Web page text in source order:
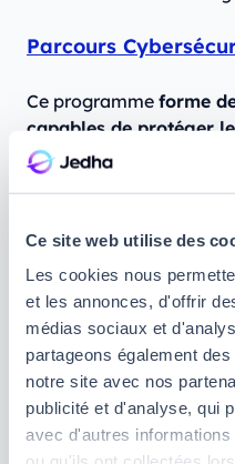
Ce site web utilise des
Les cookies nous
et les annonces, d'offrir
médias sociaux et
partageons également
notre site avec nos
publicité et d'analyse, qui
avec d'autres
Parcours
Ce programme forme
capables de protéger
informatiques des
cyberattaques. Vous y
des réseaux.
Certification obtenue :
d’Infrastructures
💡 Vous débutez dans
Nos parcours en Data
nécessitent des bases